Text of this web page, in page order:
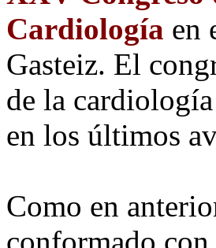
Cardiología en
Gasteiz. El
de la
en los últimos
Como en